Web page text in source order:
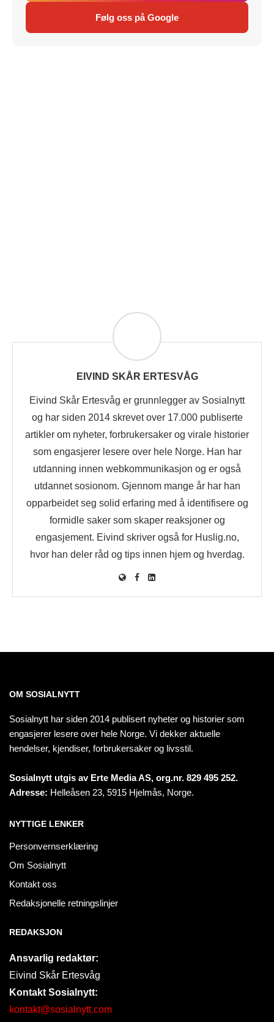
Følg oss på Google
EIVIND SKÅR ERTESVÅG
Eivind Skår Ertesvåg er grunnlegger av Sosialnytt
og har siden 2014 skrevet over 17.000 publiserte
artikler om nyheter, forbrukersaker og virale historier
som engasjerer lesere over hele Norge. Han har
utdanning innen webkommunikasjon og er også
utdannet sosionom. Gjennom mange år har han
opparbeidet seg solid erfaring med å identifisere og
formidle saker som skaper reaksjoner og
engasjement. Eivind skriver også for Huslig.no,
hvor han deler råd og tips innen hjem og hverdag.
OM SOSIALNYTT
Sosialnytt har siden 2014 publisert nyheter og historier som
engasjerer lesere over hele Norge. Vi dekker aktuelle
hendelser, kjendiser, forbrukersaker og livsstil.
Sosialnytt utgis av Erte Media AS, org.nr. 829 495 252.
Adresse: Helleåsen 23, 5915 Hjelmås, Norge.
NYTTIGE LENKER
Personvernserklæring
Om Sosialnytt
Kontakt oss
Redaksjonelle retningslinjer
REDAKSJON
Ansvarlig redaktør:
Eivind Skår Ertesvåg
Kontakt Sosialnytt:
kontakt@sosialnytt.com